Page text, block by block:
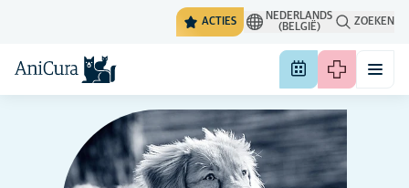
ACTIES
NEDERLANDS
(BELGIË)
ZOEKEN